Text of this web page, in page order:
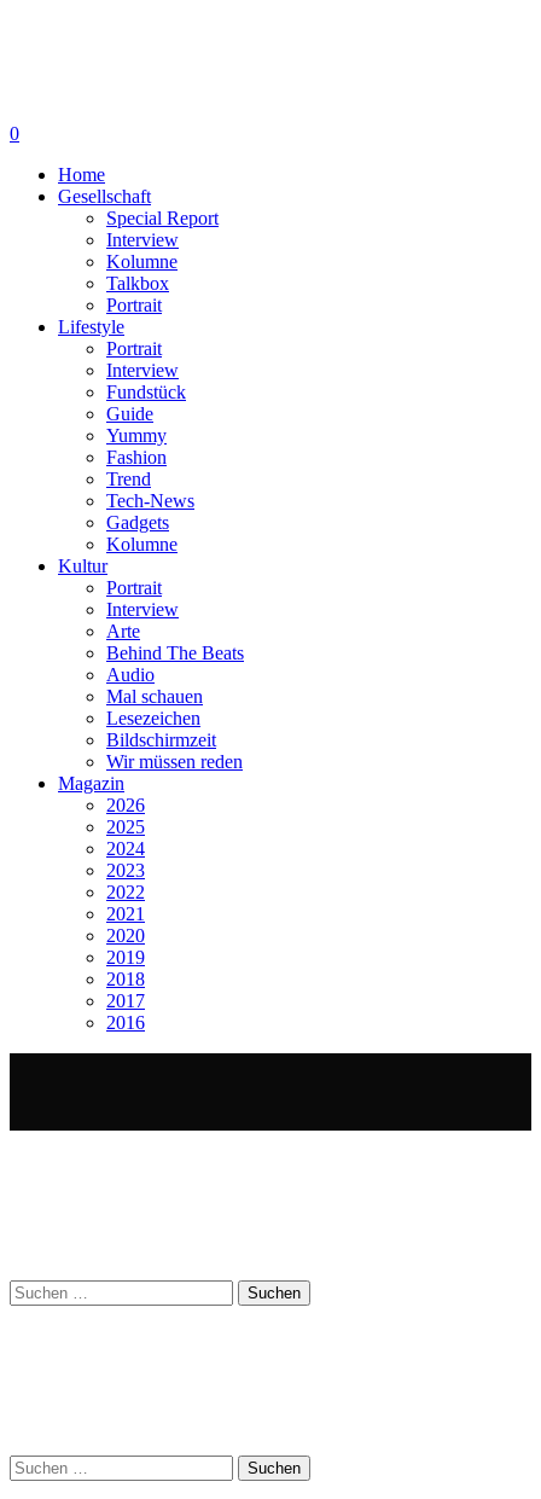
0
Home
Gesellschaft
Special Report
Interview
Kolumne
Talkbox
Portrait
Lifestyle
Portrait
Interview
Fundstück
Guide
Yummy
Fashion
Trend
Tech-News
Gadgets
Kolumne
Kultur
Portrait
Interview
Arte
Behind The Beats
Audio
Mal schauen
Lesezeichen
Bildschirmzeit
Wir müssen reden
Magazin
2026
2025
2024
2023
2022
2021
2020
2019
2018
2017
2016
Suchen
nach:
Suchen
nach: